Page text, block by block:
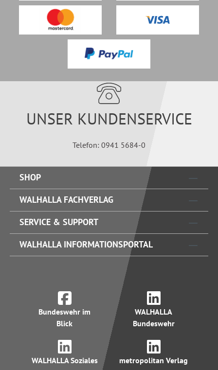
UNSER KUNDENSERVICE
Telefon: 0941 5684-0
SHOP
WALHALLA FACHVERLAG
SERVICE & SUPPORT
WALHALLA INFORMATIONSPORTAL
Bundeswehr im
Blick
WALHALLA
Bundeswehr
WALHALLA Soziales metropolitan Verlag